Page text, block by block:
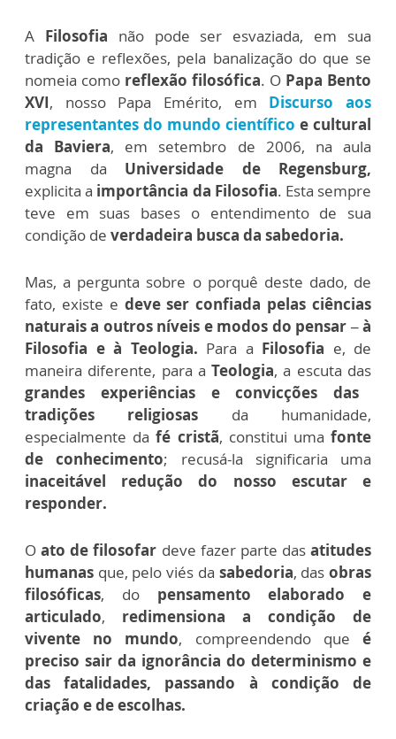
A Filosofia não pode ser esvaziada, em sua
tradição e reflexões, pela banalização do que se
nomeia como reflexão filosófica. O Papa Bento
XVI, nosso Papa Emérito, em Discurso aos
representantes do mundo científico e cultural
da Baviera, em setembro de 2006, na aula
magna da Universidade de Regensburg,
explicita a importância da Filosofia. Esta sempre
teve em suas bases o entendimento de sua
condição de verdadeira busca da sabedoria.
Mas, a pergunta sobre o porquê deste dado, de
fato, existe e deve ser confiada pelas ciências
naturais a outros níveis e modos do pensar – à
Filosofia e à Teologia. Para a Filosofia e, de
maneira diferente, para aTeologia, a escuta das
grandes experiências e convicções das
tradições religiosas da humanidade,
especialmente dafé cristã, constitui umafonte
de conhecimento; recusá-la significaria uma
inaceitável redução do nosso escutar e
responder.
Oato de filosofar deve fazer parte das atitudes
humanas que, pelo viés da sabedoria, dasobras
filosóficas, do pensamento elaborado e
articulado, redimensiona a condição de
vivente no mundo, compreendendo queé
preciso sair da ignorância do determinismo e
das fatalidades, passando à condição de
criação e de escolhas.